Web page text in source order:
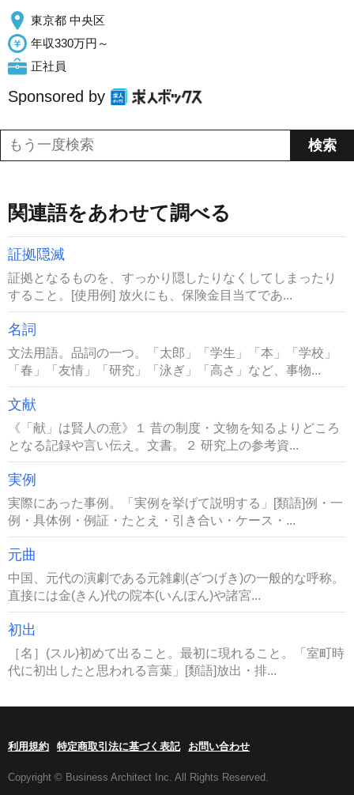
東京都 中央区
年収330万円～
正社員
Sponsored by
関連語をあわせて調べる
証拠隠滅
証拠となるものを、すっかり隠したりなくしてしまったり
すること。[使用例] 放火にも、保険金目当てであ...
名詞
文法用語。品詞の一つ。「太郎」「学生」「本」「学校」
「春」「友情」「研究」「泳ぎ」「高さ」など、事物...
文献
《「献」は賢人の意》１ 昔の制度・文物を知るよりどころ
となる記録や言い伝え。文書。２ 研究上の参考資...
実例
実際にあった事例。「実例を挙げて説明する」[類語]例・一
例・具体例・例証・たとえ・引き合い・ケース・...
元曲
中国、元代の演劇である元雑劇(ざつげき)の一般的な呼称。
直接には金(きん)代の院本(いんぽん)や諸宮...
初出
［名］(スル)初めて出ること。最初に現れること。「室町時
代に初出したと思われる言葉」[類語]放出・排...
利用規約 特定商取引法に基づく表記 お問い合わせ
Copyright © Business Architect Inc. All Rights Reserved.